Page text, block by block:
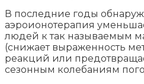
В последние годы
аэроионотерапия
людей к так называемым
(снижает выраженность
реакций или
сезонным колебаниям